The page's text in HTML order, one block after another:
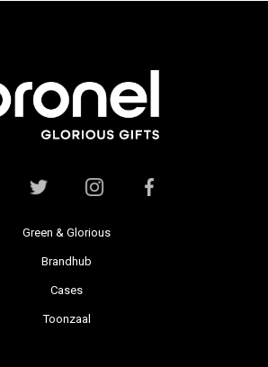
Green & Glorious
Brandhub
Cases
Toonzaal